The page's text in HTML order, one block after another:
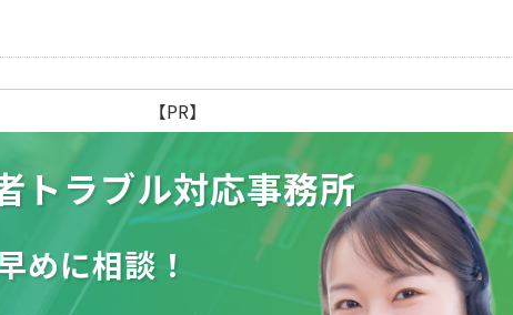
【PR】
トラブル対応事務所
めに相談！